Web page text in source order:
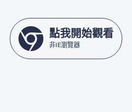
點我開始觀看
非IE瀏覽器